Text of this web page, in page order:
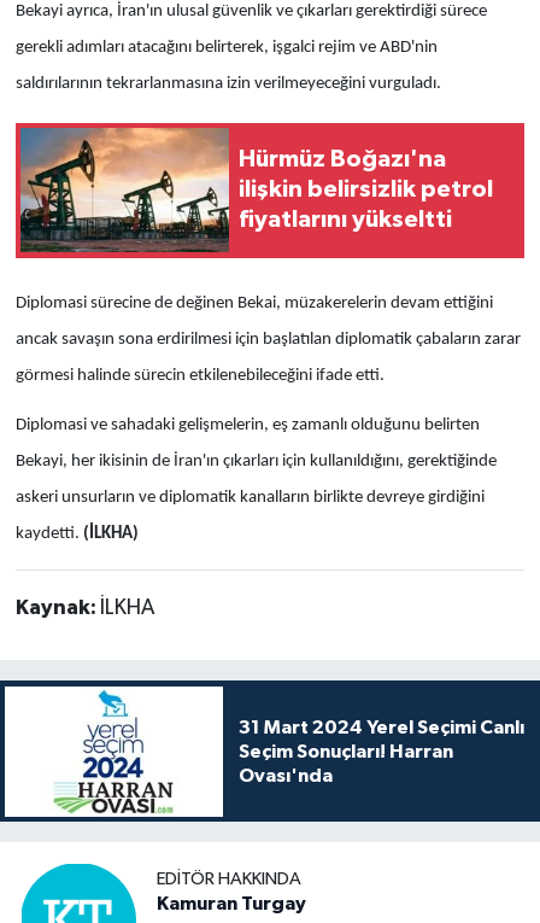
Bekayi ayrıca, İran'ın ulusal güvenlik ve çıkarları gerektirdiği sürece
gerekli adımları atacağını belirterek, işgalci rejim ve ABD'nin
saldırılarının tekrarlanmasına izin verilmeyeceğini vurguladı.
Hürmüz Boğazı'na
ilişkin belirsizlik petrol
fiyatlarını yükseltti
Diplomasi sürecine de değinen Bekai, müzakerelerin devam ettiğini
ancak savaşın sona erdirilmesi için başlatılan diplomatik çabaların zarar
görmesi halinde sürecin etkilenebileceğini ifade etti.
Diplomasi ve sahadaki gelişmelerin, eş zamanlı olduğunu belirten
Bekayi, her ikisinin de İran'ın çıkarları için kullanıldığını, gerektiğinde
askeri unsurların ve diplomatik kanalların birlikte devreye girdiğini
kaydetti. (İLKHA)
Kaynak: İLKHA
31 Mart 2024 Yerel Seçimi Canlı
Seçim Sonuçları! Harran
Ovası'nda
EDITÖR HAKKINDA
Kamuran Turgay